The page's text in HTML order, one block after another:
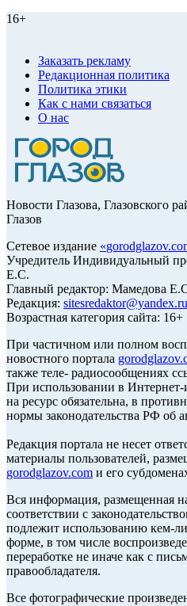
16+
Заказать рекламу
Редакционная политика
Политика этики
Как с нами связаться
О нас
Новости Глазова, Глазовского
Глазов
Сетевое издание «
Учредитель Индивидуальный
Е.С.
Главный редактор: Мамедова
Редакция: sitesredaktor@yandex.ru
Возрастная категория сайта: 16+
При частичном или полном
новостного портала
также теле- радиосообщениях
При использовании в Интернет-
на ресурс обязательна, в
нормы законодательства РФ об
Редакция портала не несет
материалы пользователей,
gorodglazov.com и его
Вся информация, размещенная
соответствии с
подлежит использованию кем-
форме, в том числе
переработке не иначе как с
правообладателя.
Все фотографические